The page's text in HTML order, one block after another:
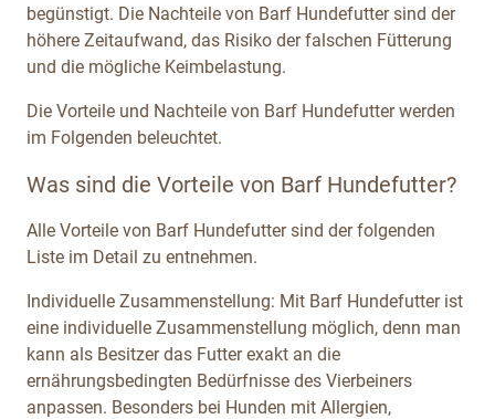
begünstigt. Die Nachteile von Barf Hundefutter sind der
höhere Zeitaufwand, das Risiko der falschen Fütterung
und die mögliche Keimbelastung.
Die Vorteile und Nachteile von Barf Hundefutter werden
im Folgenden beleuchtet.
Was sind die Vorteile von Barf Hundefutter?
Alle Vorteile von Barf Hundefutter sind der folgenden
Liste im Detail zu entnehmen.
Individuelle Zusammenstellung: Mit Barf Hundefutter ist
eine individuelle Zusammenstellung möglich, denn man
kann als Besitzer das Futter exakt an die
ernährungsbedingten Bedürfnisse des Vierbeiners
anpassen. Besonders bei Hunden mit Allergien,